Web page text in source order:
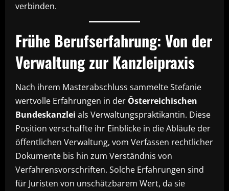
verbinden.
Frühe Berufserfahrung: Von der
Verwaltung zur Kanzleipraxis
Nach ihrem Masterabschluss sammelte Stefanie
wertvolle Erfahrungen in der Österreichischen
Bundeskanzlei als Verwaltungspraktikantin. Diese
Position verschaffte ihr Einblicke in die Abläufe der
öffentlichen Verwaltung, vom Verfassen rechtlicher
Dokumente bis hin zum Verständnis von
Verfahrensvorschriften. Solche Erfahrungen sind
für Juristen von unschätzbarem Wert, da sie